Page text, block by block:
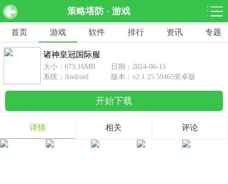
策略塔防 · 游戏
网游分类 软件分类
休闲益智
462款游戏
赛车竞速
122款游戏
43款游戏
1642款游戏
动作射击
351款游戏
69款游戏
经营养成
冒险解谜
首页 游戏 软件 排行 资讯 专题
诸神皇冠国际服 v2.1.25.59465安卓版 下载
诸神皇冠国际服
大小：673.16MB
日期：2024-06-15
系统：Android
版本：v2.1.25.59465安卓版
开始下载
详情 相关 评论